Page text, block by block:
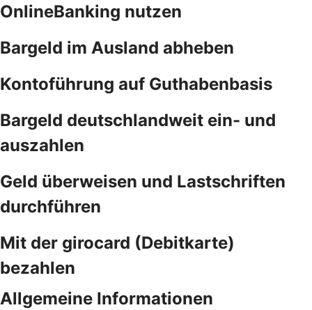
OnlineBanking nutzen
Bargeld im Ausland abheben
Kontoführung auf Guthabenbasis
Bargeld deutschlandweit ein- und
auszahlen
Geld überweisen und Lastschriften
durchführen
Mit der girocard (Debitkarte)
bezahlen
Allgemeine Informationen